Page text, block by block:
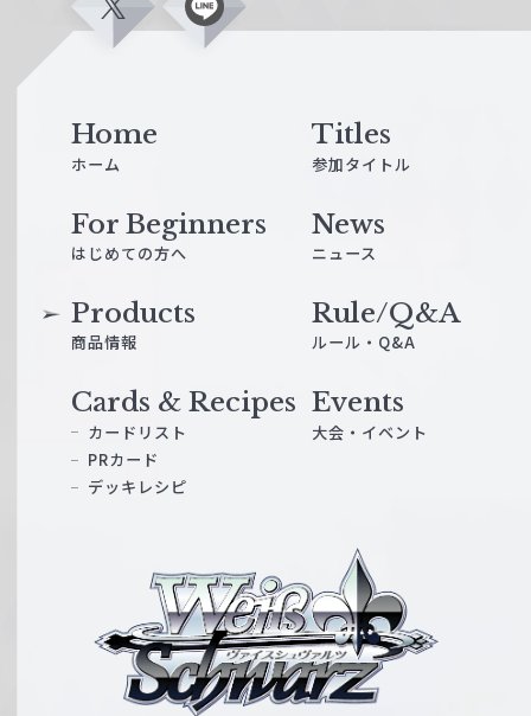
X L
i
ス
Home
ホーム
Titles
参加タイトル
For Beginners
はじめての方へ
News
ニュース
Products
商品情報
Cards & Recipes
カードリスト
PRカード
デッキレシピ
Events
大会・イベント
Rule/Q&A
ルール・Q&A